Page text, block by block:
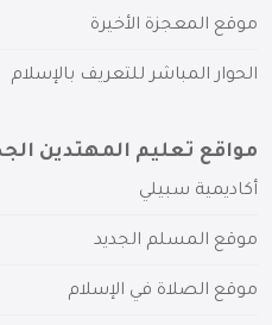
موقع المعجزة الأخيرة
الحوار المباشر للتعريف بالإسلام
مواقع تعليم المهتدين
أكاديمية سبيلي
موقع المسلم الجديد
موقع الصلاة في الإسلام